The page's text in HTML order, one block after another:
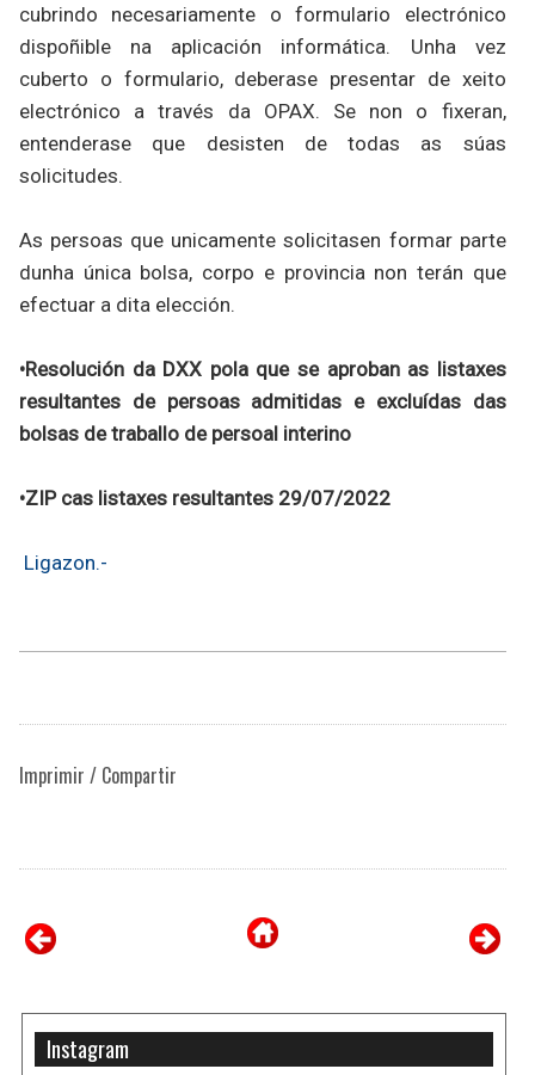
cubrindo necesariamente o formulario electrónico
dispoñible na aplicación informática. Unha vez
cuberto o formulario, deberase presentar de xeito
electrónico a través da OPAX. Se non o fixeran,
entenderase que desisten de todas as súas
solicitudes.
As persoas que unicamente solicitasen formar parte
dunha única bolsa, corpo e provincia non terán que
efectuar a dita elección.
•Resolución da DXX pola que se aproban as listaxes
resultantes de persoas admitidas e excluídas das
bolsas de traballo de persoal interino
•ZIP cas listaxes resultantes 29/07/2022
Ligazon.-
Imprimir / Compartir
Instagram